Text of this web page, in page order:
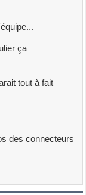
ça
tout à fait
des connecteurs